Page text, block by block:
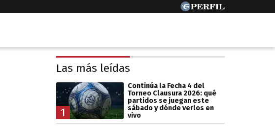
Las más leídas
1
Continúa la Fecha 4 del
Torneo Clausura 2026: qué
partidos se juegan este
sábado y dónde verlos en
vivo